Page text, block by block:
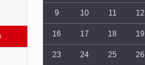
9 10 11 12
16 17 18 19
23 24 25 26